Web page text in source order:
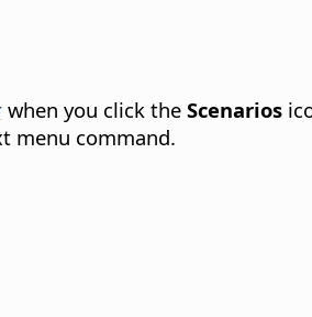
when you click the Scenarios
menu command.